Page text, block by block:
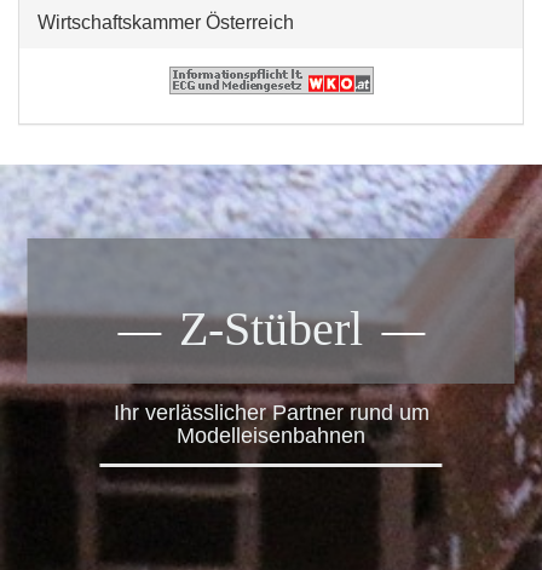
Wirtschaftskammer Österreich
Z-Stüberl
Ihr verlässlicher Partner rund um
Modelleisenbahnen